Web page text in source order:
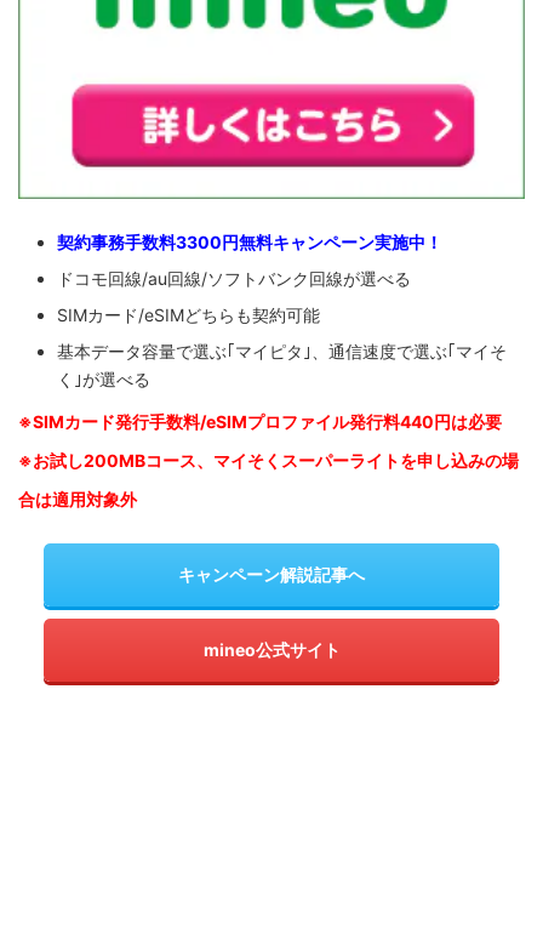
契約事務手数料3300円無料キャンペーン実施中！
ドコモ回線/au回線/ソフトバンク回線が選べる
SIMカード/eSIMどちらも契約可能
基本データ容量で選ぶ｢マイピタ｣、通信速度で選ぶ｢マイそ
く｣が選べる
※SIMカード発行手数料/eSIMプロファイル発行料440円は必要
※お試し200MBコース、マイそくスーパーライトを申し込みの場
合は適用対象外
キャンペーン解説記事へ
mineo公式サイト